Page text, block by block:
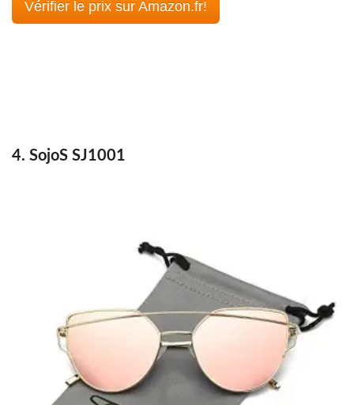
Vérifier le prix sur Amazon.fr!
4. SojoS SJ1001